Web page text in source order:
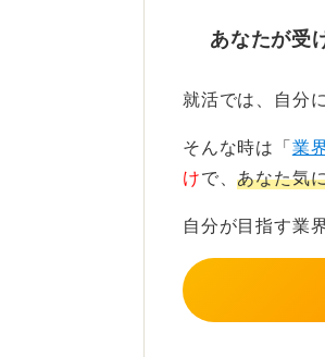
民間企業でも、
ます。
研究を抽象的な
きるかがキャリ
あなたが受
就活では、自分
そんな時は「 業
けで、あなた気
自分が目指す業